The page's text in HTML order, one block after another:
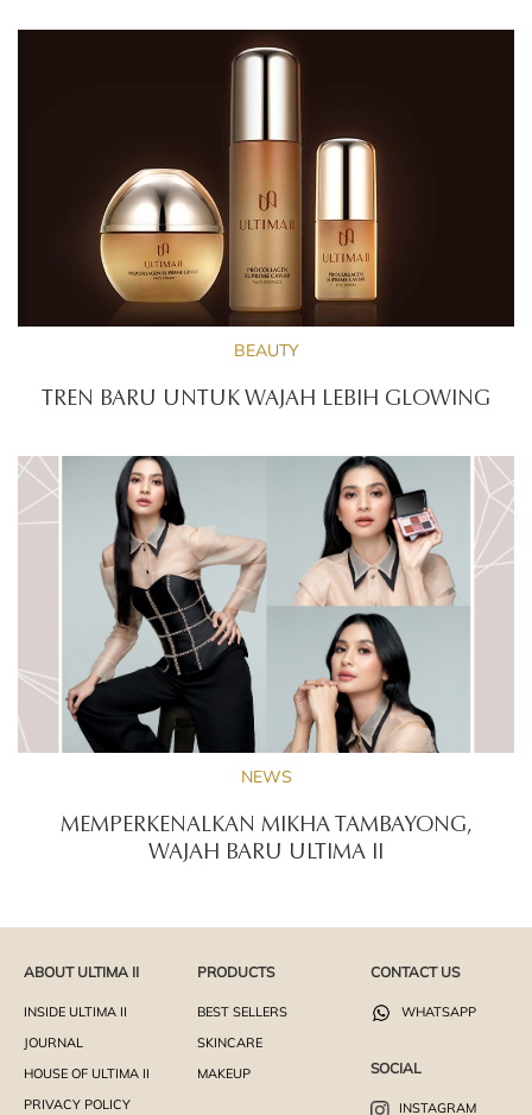
BEAUTY
TREN BARU UNTUK WAJAH LEBIH GLOWING
NEWS
MEMPERKENALKAN MIKHA TAMBAYONG,
WAJAH BARU ULTIMA II
ABOUT ULTIMA II
INSIDE ULTIMA II
JOURNAL
HOUSE OF ULTIMA II
PRIVACY POLICY
PRODUCTS
BEST SELLERS
SKINCARE
MAKEUP
CONTACT US
WHATSAPP
SOCIAL
INSTAGRAM